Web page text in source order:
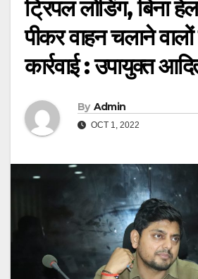
ट्रिपल लोडिंग, बिना
पीकर वाहन चलाने
कार्रवाई : उपायुक्त
By Admin
OCT 1, 2022